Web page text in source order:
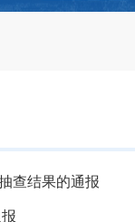
查结果的通报